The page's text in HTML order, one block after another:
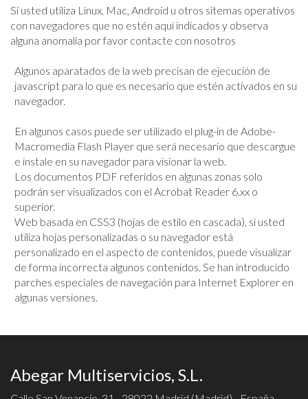
Si usted utiliza Linux, Mac, Android u otros sitemas operativos
con navegadores que no estén aquí indicados y observa
alguna anomalía por favor contacte con nosotros
Algunos aparatados de la web precisan de ejecución de
javascript para lo que es necesario que estén activados en su
navegador.
En algunos casos puede ser utilizado el plug-in de Adobe-
Macromedia Flash Player que será necesario que descargue
e instale en su navegador para visionar la web.
Los documentos PDF referidos en algunas zonas solo
podrán ser visualizados con el Acrobat Reader 6.xx o
superior.
Web basada en CSS3 (hojas de estilo en cascada), si usted
utiliza hojas personalizadas o su navegador está
personalizado en el aspecto de contenidos, puede visualizar
de forma incorrecta algunos contenidos. Se han introducido
parches especiales de navegación para Internet Explorer en
algunas versiones.
Abegar Multiservicios, S.L.